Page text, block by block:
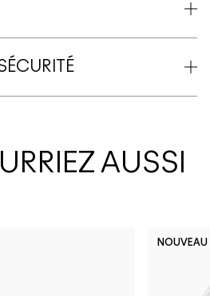
AUSSI
NOUVEAU